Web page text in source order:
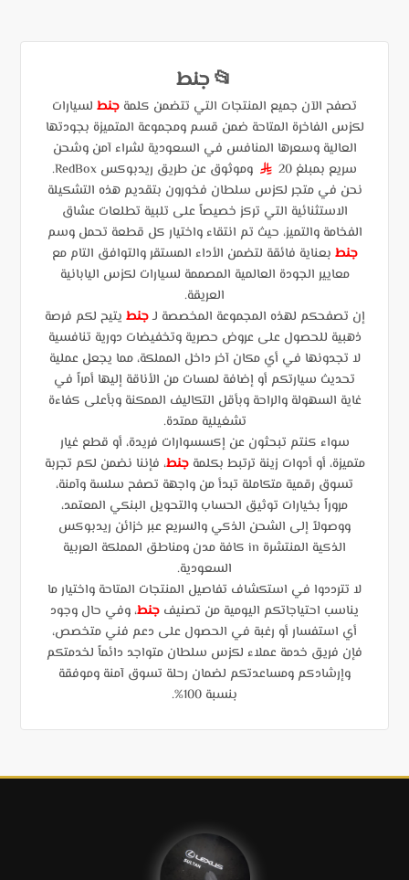
📂 جنط
تصفح الآن جميع المنتجات التي تتضمن كلمة جنط لسيارات
لكزس الفاخرة المتاحة ضمن قسم ومجموعة المتميزة بجودتها
العالية وسعرها المنافس في السعودية لشراء آمن وشحن
سريع بمبلغ 20
§ وموثوق عن طريق ريدبوكس RedBox.
نحن في متجر لكزس سلطان فخورون بتقديم هذه التشكيلة
الاستثنائية التي تركز خصيصاً على تلبية تطلعات عشاق
الفخامة والتميز، حيث تم انتقاء واختيار كل قطعة تحمل وسم
جنط بعناية فائقة لتضمن الأداء المستقر والتوافق التام مع
معايير الجودة العالمية المصممة لسيارات لكزس اليابانية
العريقة.
إن تصفحكم لهذه المجموعة المخصصة لـجنط يتيح لكم فرصة
ذهبية للحصول على عروض حصرية وتخفيضات دورية تنافسية
لا تجدونها في أي مكان آخر داخل المملكة، مما يجعل عملية
تحديث سيارتكم أو إضافة لمسات من الأناقة إليها أمراً في
غاية السهولة والراحة وبأقل التكاليف الممكنة وبأعلى كفاءة
تشغيلية ممتدة.
سواء كنتم تبحثون عن إكسسوارات فريدة، أو قطع غيار
متميزة، أو أدوات زينة ترتبط بكلمةجنط، فإننا نضمن لكم تجربة
تسوق رقمية متكاملة تبدأ من واجهة تصفح سلسة وآمنة،
مروراً بخيارات توثيق الحساب والتحويل البنكي المعتمد،
ووصولاً إلى الشحن الذكي والسريع عبر خزائن ريدبوكس
الذكية المنتشرة in كافة مدن ومناطق المملكة العربية
السعودية.
لا تترددوا في استكشاف تفاصيل المنتجات المتاحة واختيار ما
يناسب احتياجاتكم اليومية من تصنيف جنط، وفي حال وجود
أي استفسار أو رغبة في الحصول على دعم فني متخصص،
فإن فريق خدمة عملاء لكزس سلطان متواجد دائماً لخدمتكم
وإرشادكم ومساعدتكم لضمان رحلة تسوق آمنة وموفقة
بنسبة 100%.